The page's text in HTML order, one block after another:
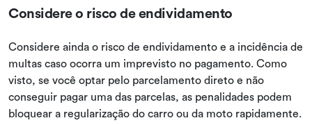
Considere o risco de endividamento
Considere ainda o risco de endividamento e a incidência de
multas caso ocorra um imprevisto no pagamento. Como
visto, se você optar pelo parcelamento direto e não
conseguir pagar uma das parcelas, as penalidades podem
bloquear a regularização do carro ou da moto rapidamente.